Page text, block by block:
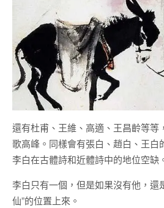
還有杜甫、王維、高適、王昌齡等等
歌高峰。同樣會有張白、趙白、王白
李白在古體詩和近體詩中的地位空缺
李白只有一個，但是如果沒有他，還
仙”的位置上來。